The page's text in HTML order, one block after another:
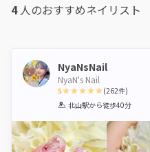
4人のおすすめネイリスト
NyaNsNail
NyaN's Nail
5
1 2 3 4 5
(262件)
北山駅から徒歩40分